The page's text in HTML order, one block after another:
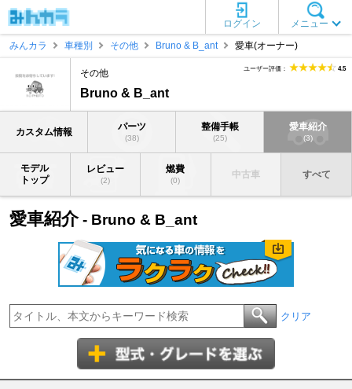
メニュー
ログイン
みんカラ
車種別 その他 Bruno & B_ant 愛車(オーナー)
その他
Bruno & B_ant
ユーザー評価： 4.5
カスタム情報 パーツ
(38)
整備手帳
(25)
愛車紹介
(3)
モデル
トップ
レビュー
(2)
燃費
(0)
中古車 すべて
愛車紹介- Bruno & B_ant
クリア